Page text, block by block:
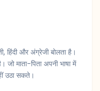
और अंग्रेजी बोलता है।
जो माता-पिता अपनी भाषा में
उठा सकते।